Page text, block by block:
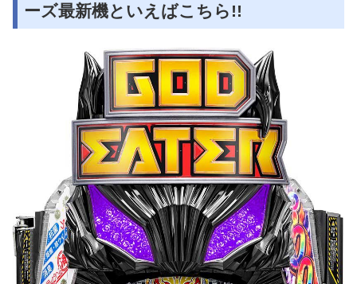
ーズ最新機といえばこちら!!